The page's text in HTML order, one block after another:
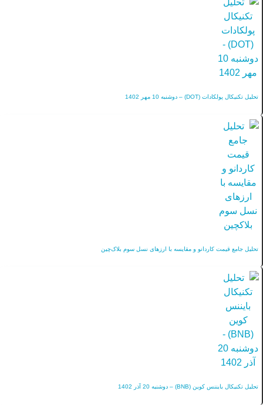
تحلیل تکنیکال پولکادات (DOT) – دوشنبه 10 مهر 1402
تحلیل جامع قیمت کاردانو و مقایسه با ارزهای نسل سوم بلاک‌چین
تحلیل تکنیکال بایننس کوین (BNB) – دوشنبه 20 آذر 1402